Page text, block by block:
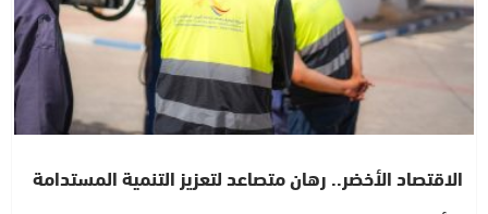
الاقتصاد الأخضر.. رهان متصاعد لتعزيز التنمية المستدامة